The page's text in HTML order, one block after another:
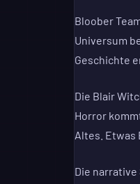
Bloober
Universum
Geschichte
Die Blair
Horror
Altes. Etwas
Die